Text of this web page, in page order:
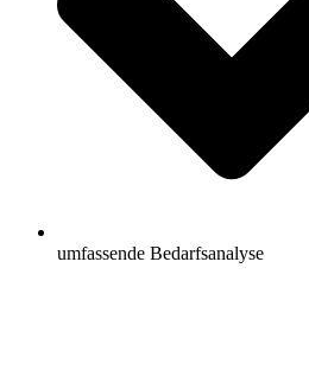
umfassende Bedarfsanalyse